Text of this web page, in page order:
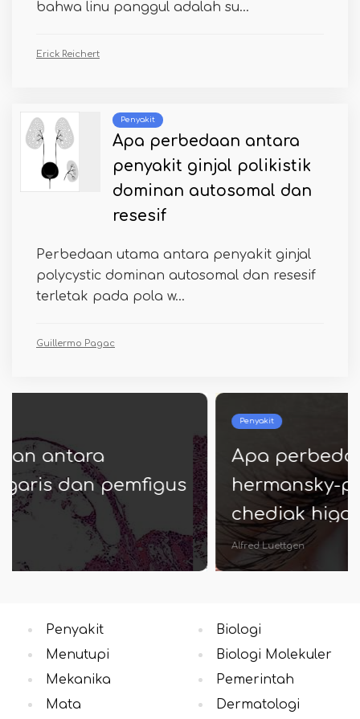
bahwa linu panggul adalah su...
Erick Reichert
Penyakit
Apa perbedaan antara
penyakit ginjal polikistik
dominan autosomal dan
resesif
Perbedaan utama antara penyakit ginjal
polycystic dominan autosomal dan resesif
terletak pada pola w...
Guillermo Pagac
Apa perbedaan antara sindrom
hermansky-pudlak dan sindrom
chediak higashi
Penyakit
Menutupi
Mekanika
Mata
Biologi
Biologi Molekuler
Pemerintah
Dermatologi